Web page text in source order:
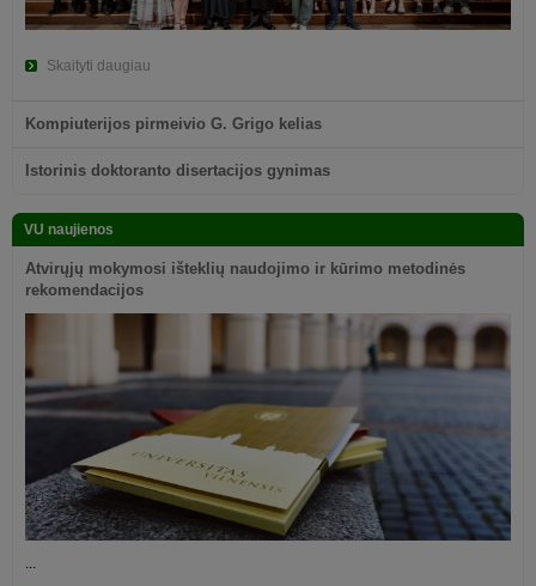
Skaityti daugiau
Kompiuterijos pirmeivio G. Grigo kelias
Istorinis doktoranto disertacijos gynimas
VU naujienos
Atvirųjų mokymosi išteklių naudojimo ir kūrimo metodinės
rekomendacijos
...